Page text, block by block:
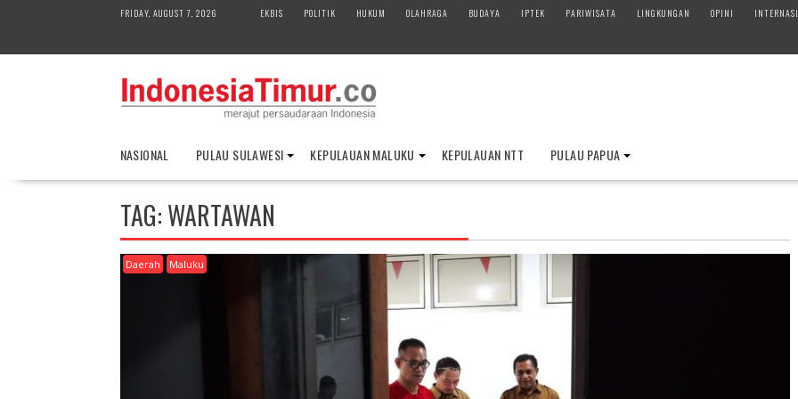
FRIDAY, AUGUST 7, 2026 EKBIS POLITIK HUKUM OLAHRAGA BUDAYA IPTEK PARIWISATA LINGKUNGAN OPINI
NASIONAL PULAU SULAWESI KEPULAUAN MALUKU KEPULAUAN NTT PULAU PAPUA
TAG:WARTAWAN
Daerah Maluku